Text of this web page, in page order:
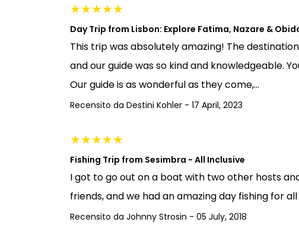
★★★★★
Day Trip from Lisbon: Explore Fatima, Nazare &
This trip was absolutely amazing! The
and our guide was so kind and knowledgeable.
Our guide is as wonderful as they come,...
Recensito da Destini Kohler - 17 April, 2023
★★★★★
Fishing Trip from Sesimbra - All Inclusive
I got to go out on a boat with two other hosts
friends, and we had an amazing day fishing for all
Recensito da Johnny Strosin - 05 July, 2018